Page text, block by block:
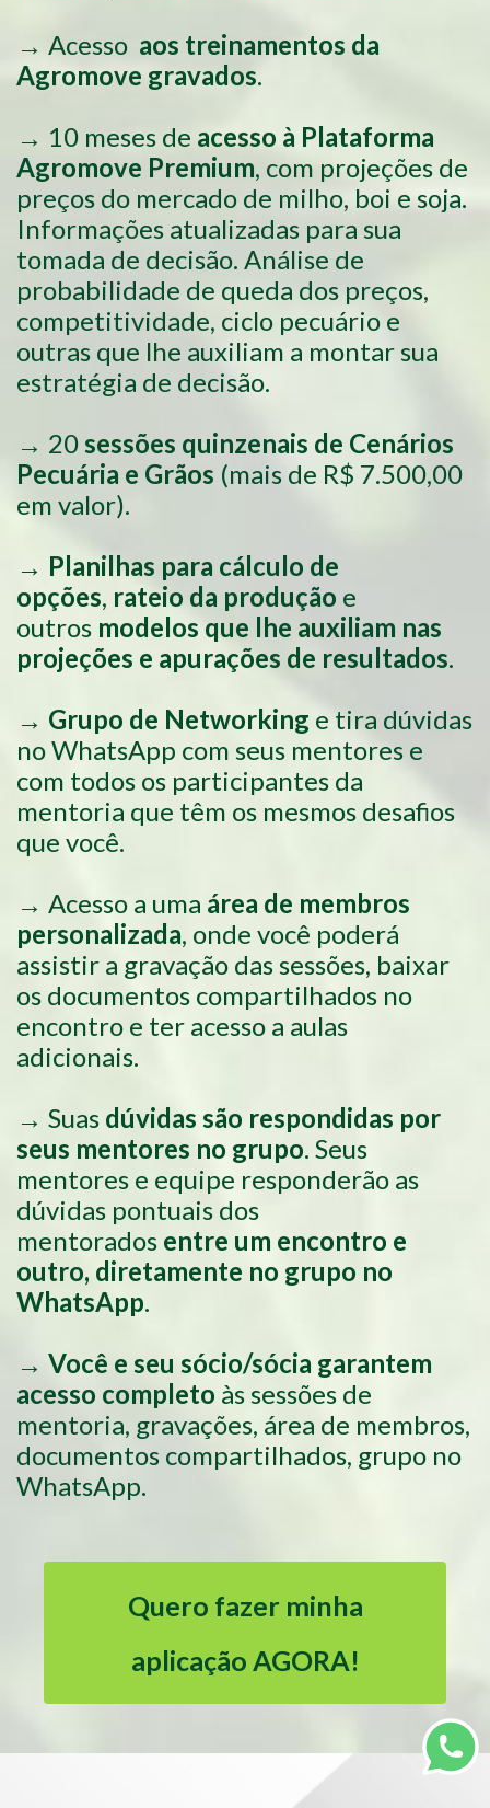
→ Acesso aos treinamentos da
Agromove gravados.
→ 10 meses de acesso à Plataforma
Agromove Premium, com projeções de
preços do mercado de milho, boi e soja.
Informações atualizadas para sua
tomada de decisão. Análise de
probabilidade de queda dos preços,
competitividade, ciclo pecuário e
outras que lhe auxiliam a montar sua
estratégia de decisão.
→ 20sessões quinzenais de Cenários
Pecuária e Grãos (mais de R$ 7.500,00
em valor).
→ Planilhas para cálculo de
opções, rateio da produção e
outros modelos que lhe auxiliam nas
projeções e apurações de resultados.
→ Grupo de Networking e tira dúvidas
no WhatsApp com seus mentores e
com todos os participantes da
mentoria que têm os mesmos desafios
que você.
→ Acesso a uma área de membros
personalizada, onde você poderá
assistir a gravação das sessões, baixar
os documentos compartilhados no
encontro e ter acesso a aulas
adicionais.
→ Suas dúvidas são respondidas por
seus mentores no grupo. Seus
mentores e equipe responderão as
dúvidas pontuais dos
mentorados entre um encontro e
outro, diretamente no grupo no
WhatsApp.
→ Você e seu sócio/sócia garantem
acesso completo às sessões de
mentoria, gravações, área de membros,
documentos compartilhados, grupo no
WhatsApp.
Quero fazer minha
aplicação AGORA!